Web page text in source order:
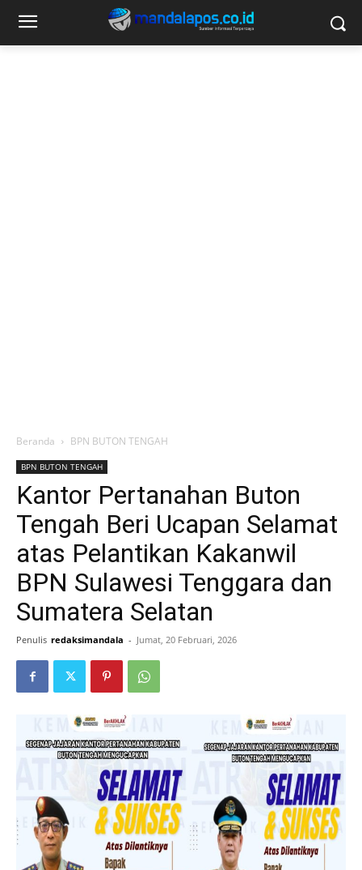
Beranda BPN BUTON TENGAH
BPN BUTON TENGAH
Kantor Pertanahan Buton
Tengah Beri Ucapan Selamat
atas Pelantikan Kakanwil
BPN Sulawesi Tenggara dan
Sumatera Selatan
Penulis redaksimandala - Jumat, 20 Februari, 2026